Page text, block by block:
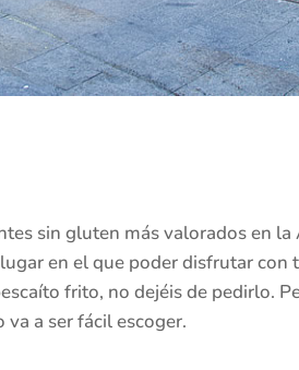
sin gluten más valorados en la
en el que poder disfrutar
frito, no dejéis de pedirlo.
a ser fácil escoger.